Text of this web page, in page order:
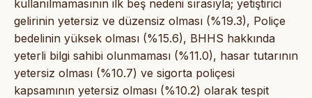
kullanılmamasının ilk beş nedeni sırasıyla; yetiştirici
gelirinin yetersiz ve düzensiz olması (%19.3), Poliçe
bedelinin yüksek olması (%15.6), BHHS hakkında
yeterli bilgi sahibi olunmaması (%11.0), hasar tutarının
yetersiz olması (%10.7) ve sigorta poliçesi
kapsamının yetersiz olması (%10.2) olarak tespit